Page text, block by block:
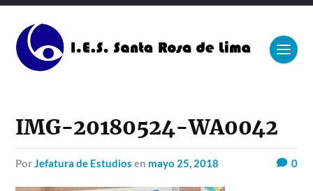
IMG-20180524-WA0042
porJefatura de Estudios en mayo 25, 2018 0